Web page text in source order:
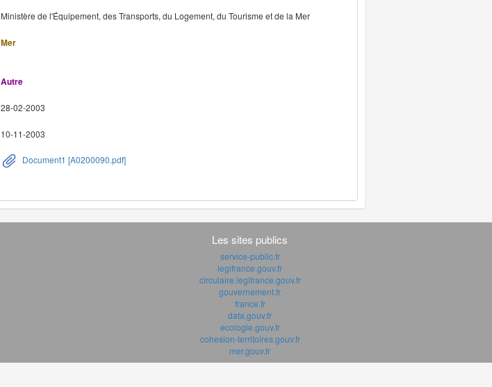
Ministère de l'Équipement, des Transports, du Logement, du Tourisme et de la Mer
Mer
Autre
28-02-2003
10-11-2003
Document1 [A0200090.pdf]
Les sites publics
service-public.fr
legifrance.gouv.fr
circulaire.legifrance.gouv.fr
gouvernement.fr
france.fr
data.gouv.fr
ecologie.gouv.fr
cohesion-territoires.gouv.fr
mer.gouv.fr